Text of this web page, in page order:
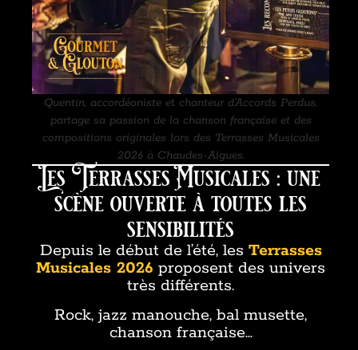
Quentin, accordéoniste et chanteur d’Accords Perdus,
partage sa passion de la chanson française et des
compositions originales lors des Terrasses Musicales
2026 à Chaudes-Aigues.
Les Terrasses Musicales : une
scène ouverte à toutes les
sensibilités
Depuis le début de l’été, les Terrasses
Musicales 2026 proposent des univers
très différents.
Rock, jazz manouche, bal musette,
chanson française…